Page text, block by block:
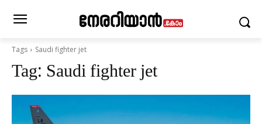
Tags Saudi fighter jet
Tag: Saudi fighter jet